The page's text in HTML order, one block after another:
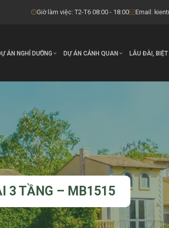
Giờ làm việc: T2-T6 08:00 - 18:00 Email:
ÁN NGHỈ DƯỠNG DỰ ÁN CẢNH QUAN LÂU ĐÀI,
3 TẦNG – MB1515